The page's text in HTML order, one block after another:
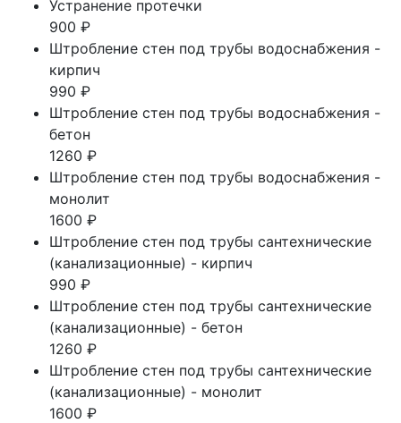
Устранение протечки
900 ₽
Штробление стен под трубы водоснабжения -
кирпич
990 ₽
Штробление стен под трубы водоснабжения -
бетон
1260 ₽
Штробление стен под трубы водоснабжения -
монолит
1600 ₽
Штробление стен под трубы сантехнические
(канализационные) - кирпич
990 ₽
Штробление стен под трубы сантехнические
(канализационные) - бетон
1260 ₽
Штробление стен под трубы сантехнические
(канализационные) - монолит
1600 ₽